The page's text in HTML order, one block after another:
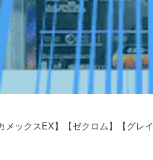
ックスEX】【ゼクロム】【グレ